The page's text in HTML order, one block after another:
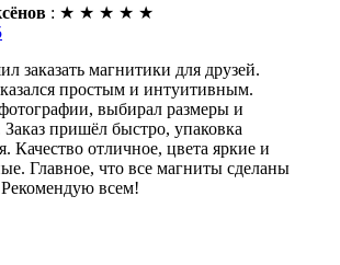
: ★ ★ ★ ★ ★
заказать магнитики для друзей.
простым и интуитивным.
выбирал размеры и
пришёл быстро, упаковка
Качество отличное, цвета яркие и
Главное, что все магниты сделаны
Рекомендую всем!